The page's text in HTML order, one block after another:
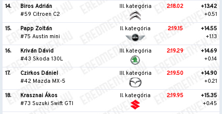
14.
Biros Adrián
#59 Citroen C2
III. kategória 2:18.02
+13.42
+0.51
15.
Papp Zoltán
#75 Austin mini
II. kategória 2:19.15
+14.55
+1.13
16.
Kriván Dávid
#43 Skoda 130L
III. kategória 2:19.29
+14.69
+0.14
17.
Czirkos Dániel
#42 Mazda MX-5
III. kategória 2:19.50
+14.90
+0.21
18.
Krasznai Ákos
#73 Suzuki Swift GTI
II. kategória 2:19.95
+15.35
+0.45